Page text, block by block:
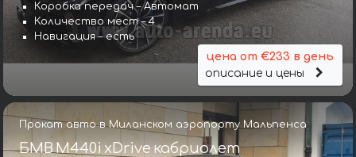
Коробка передач – Автомат
Количество мест – 4
Навигация – есть
цена от €233 в день
описание и цены
Прокат авто в Миланском аэропорту Мальпенса
БМВ M440i xDrive кабриолет